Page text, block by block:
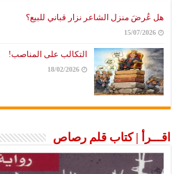
هل عُرضَ منزل الشاعر نزار قباني للبيع؟
15/07/2026
التكالب على المناصب!
18/02/2026
اقـــرأ | كتاب قلم رصاص